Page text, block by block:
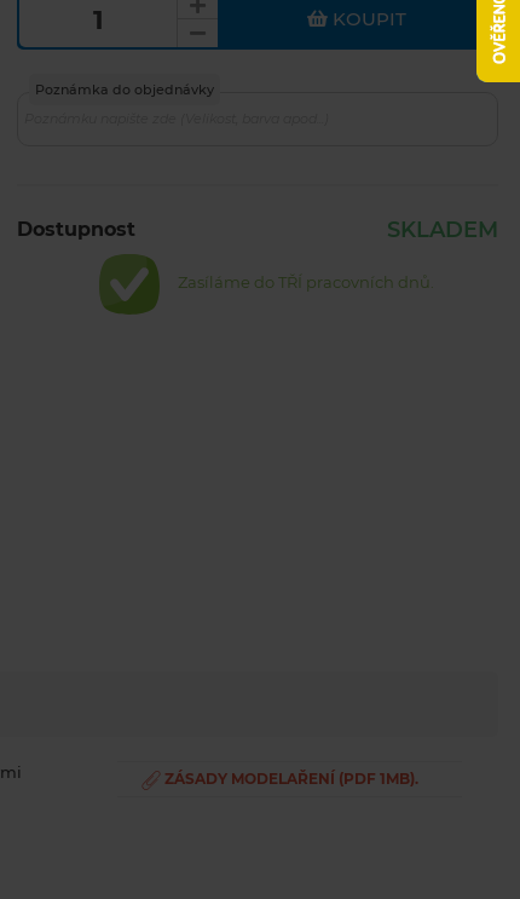
KOUPIT
Poznámka do objednávky
Dostupnost SKLADEM
Zasíláme do TŘÍ pracovních dnů.
ZÁSADY MODELAŘENÍ (PDF 1MB).